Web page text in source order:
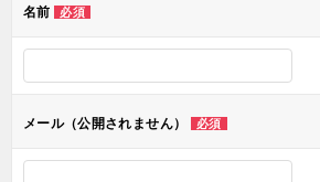
ー
ン
名前 必須
メール（公開されません） 必須